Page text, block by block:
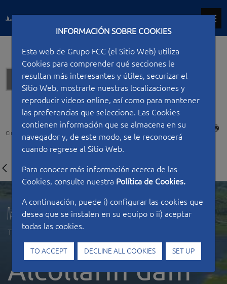
INFORMACIÓN SOBRE COOKIES
Esta web de Grupo FCC (el Sitio Web) utiliza
Cookies para comprender qué secciones le
resultan más interesantes y útiles, securizar el
Sitio Web, mostrarle nuestras localizaciones y
reproducir videos online, así como para mantener
las preferencias que seleccione. Las Cookies
contienen información que se almacena en su
navegador y, de este modo, se le reconocerá
cuando regrese al Sitio Web.
Para conocer más información acerca de las
Cookies, consulte nuestra Política de Cookies.
A continuación, puede i) configurar las cookies que
desea que se instalen en su equipo o ii) aceptar
todas las cookies.
TO ACCEPT DECLINE ALL COOKIES SET UP
Hydraulic works
Ciudad FCC Type of work Hydraulic works
Type of work
Alcollarin dam